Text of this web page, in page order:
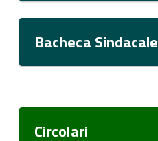
Bacheca Sindacale
Circolari